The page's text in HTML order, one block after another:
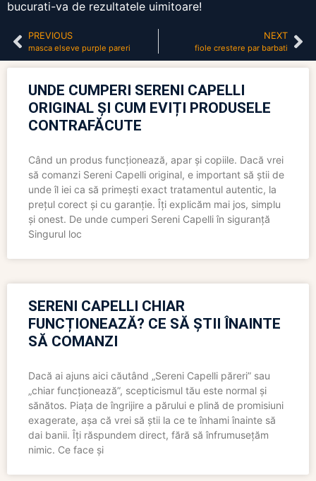
bucurati-va de rezultatele uimitoare!
PREVIOUS
masca elseve purple pareri
NEXT
fiole crestere par barbati
UNDE CUMPERI SERENI CAPELLI
ORIGINAL ȘI CUM EVIȚI PRODUSELE
CONTRAFĂCUTE
Când un produs funcționează, apar și copiile. Dacă vrei
să comanzi Sereni Capelli original, e important să știi de
unde îl iei ca să primești exact tratamentul autentic, la
prețul corect și cu garanție. Îți explicăm mai jos, simplu
și onest. De unde cumperi Sereni Capelli în siguranță
Singurul loc
SERENI CAPELLI CHIAR
FUNCȚIONEAZĂ? CE SĂ ȘTII ÎNAINTE
SĂ COMANZI
Dacă ai ajuns aici căutând „Sereni Capelli păreri” sau
„chiar funcționează”, scepticismul tău este normal și
sănătos. Piața de îngrijire a părului e plină de promisiuni
exagerate, așa că vrei să știi la ce te înhami înainte să
dai banii. Îți răspundem direct, fără să înfrumusețăm
nimic. Ce face și